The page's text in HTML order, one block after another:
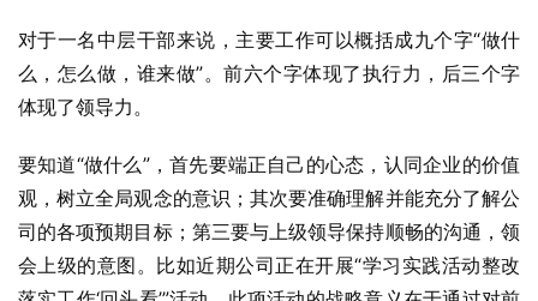
对于一名中层干部来说，主要工作可以概括成九个字“做什
么，怎么做，谁来做”。前六个字体现了执行力，后三个字
体现了领导力。
要知道“做什么”，首先要端正自己的心态，认同企业的价值
观，树立全局观念的意识；其次要准确理解并能充分了解公
司的各项预期目标；第三要与上级领导保持顺畅的沟通，领
会上级的意图。比如近期公司正在开展“学习实践活动整改